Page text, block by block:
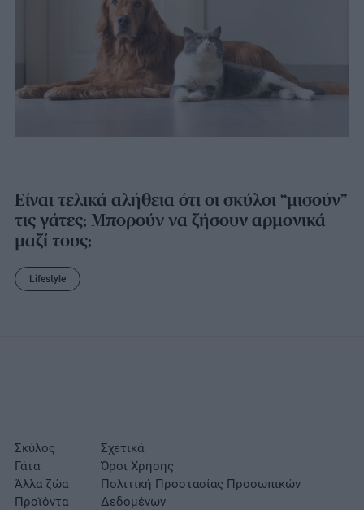
Είναι τελικά αλήθεια ότι οι σκύλοι “μισούν”
τις γάτες; Μπορούν να ζήσουν αρμονικά
μαζί τους;
Lifestyle
Σκύλος
Γάτα
Άλλα ζώα
Προϊόντα
Σχετικά
Όροι Χρήσης
Πολιτική Προστασίας Προσωπικών
Δεδομένων